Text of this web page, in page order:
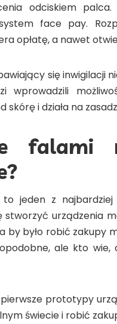
odciskiem
face pay.
opłatę, a nawet
się inwigilacji
wprowadzili
skórę i działa na
falami
to jeden z
stworzyć urządzenia
by było robić zakupy
ale kto
prototypy
świecie i robić